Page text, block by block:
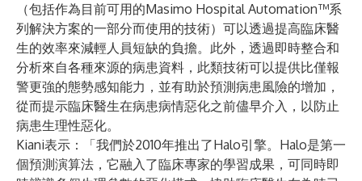
（包括作為目前可用的Masimo Hospital Automation™系
列解決方案的一部分而使用的技術）可以透過提高臨床醫
生的效率來減輕人員短缺的負擔。此外，透過即時整合和
分析來自各種來源的病患資料，此類技術可以提供比僅報
警更強的態勢感知能力，並有助於預測病患風險的增加，
從而提示臨床醫生在病患病情惡化之前儘早介入，以防止
病患生理性惡化。
Kiani表示：「我們於2010年推出了Halo引擎。Halo是第一
個預測演算法，它融入了臨床專家的學習成果，可同時即